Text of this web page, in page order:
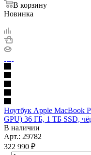
В корзину
Новинка
Ноутбук Apple MacBook
GPU) 36 ГБ, 1 ТБ SSD,
В наличии
Арт.: 29782
322 990 ₽